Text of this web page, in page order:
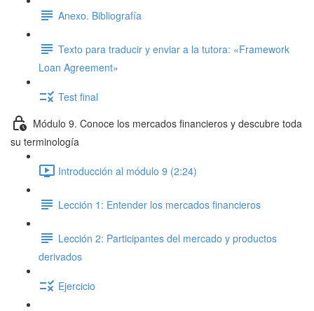
Anexo. Bibliografía
Texto para traducir y enviar a la tutora: «Framework
Loan Agreement»
Test final
Módulo 9. Conoce los mercados financieros y descubre toda
su terminología
Introducción al módulo 9 (2:24)
Lección 1: Entender los mercados financieros
Lección 2: Participantes del mercado y productos
derivados
Ejercicio